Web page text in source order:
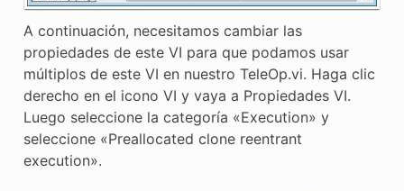
A continuación, necesitamos cambiar las
propiedades de este VI para que podamos usar
múltiplos de este VI en nuestro TeleOp.vi. Haga clic
derecho en el icono VI y vaya a Propiedades VI.
Luego seleccione la categoría «Execution» y
seleccione «Preallocated clone reentrant
execution».